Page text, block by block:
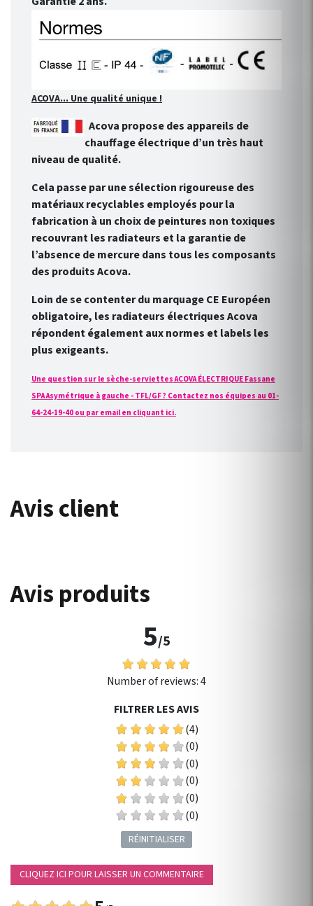
ACOVA... Une qualité unique !
Acova propose des appareils de
chauffage électrique d’un très haut
niveau de qualité.
Cela passe par une sélection rigoureuse des
matériaux recyclables employés pour la
fabrication à un choix de peintures non toxiques
recouvrant les radiateurs et la garantie de
l’absence de mercure dans tous les composants
des produits Acova.
Loin de se contenter du marquage CE Européen
obligatoire, les radiateurs électriques Acova
répondent également aux normes et labels les
plus exigeants.
Une question sur le sèche-serviettes ACOVA ÉLECTRIQUE Fassane
SPA Asymétrique à gauche - TFL/GF ? Contactez nos équipes au 01-
64-24-19-40 ou par email en cliquant ici.
Avis client
Avis produits
5/5
Number of reviews:4
FILTRER LES AVIS
(4)
(0)
(0)
(0)
(0)
(0)
RÉINITIALISER
CLIQUEZ ICI POUR LAISSER UN COMMENTAIRE